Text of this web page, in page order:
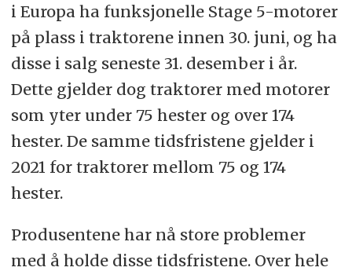
i Europa ha funksjonelle Stage 5-motorer
på plass i traktorene innen 30. juni, og ha
disse i salg seneste 31. desember i år.
Dette gjelder dog traktorer med motorer
som yter under 75 hester og over 174
hester. De samme tidsfristene gjelder i
2021 for traktorer mellom 75 og 174
hester.
Produsentene har nå store problemer
med å holde disse tidsfristene. Over hele